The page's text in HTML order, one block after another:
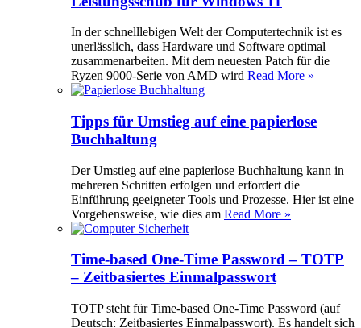
In der schnelllebigen Welt der Computertechnik ist es
unerlässlich, dass Hardware und Software optimal
zusammenarbeiten. Mit dem neuesten Patch für die
Ryzen 9000-Serie von AMD wird Read More »
Tipps für Umstieg auf eine papierlose
Buchhaltung
Der Umstieg auf eine papierlose Buchhaltung kann in
mehreren Schritten erfolgen und erfordert die
Einführung geeigneter Tools und Prozesse. Hier ist eine
Vorgehensweise, wie dies am Read More »
Time-based One-Time Password – TOTP
– Zeitbasiertes Einmalpasswort
TOTP steht für Time-based One-Time Password (auf
Deutsch: Zeitbasiertes Einmalpasswort). Es handelt sich